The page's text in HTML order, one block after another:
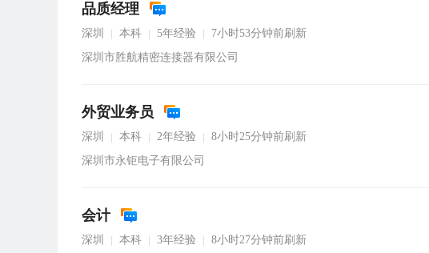
品质经理
深圳 本科 5年经验
7小时53分钟前刷新
深圳市胜航精密连接器有限公司
外贸业务员
深圳 本科 2年经验
8小时25分钟前刷新
深圳市永钜电子有限公司
会计
深圳 本科 3年经验
8小时27分钟前刷新